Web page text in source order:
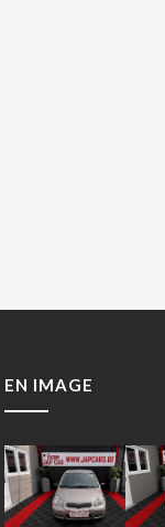
EN IMAGE